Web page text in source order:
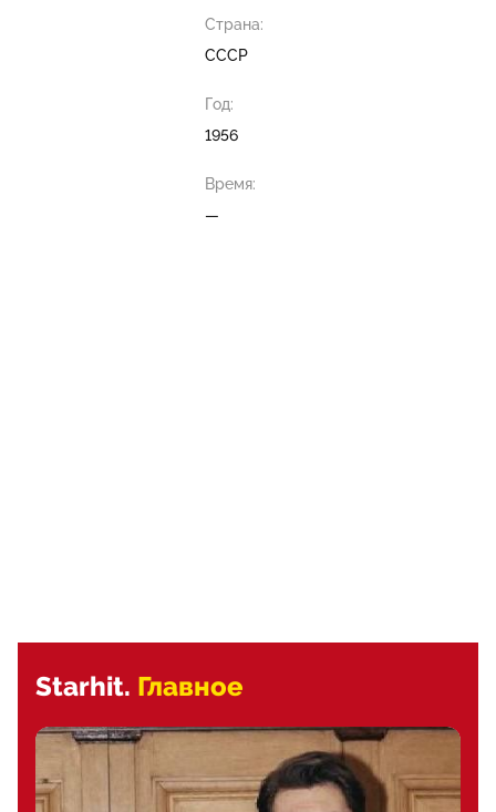
Страна:
СССР
Год:
1956
Время:
—
Starhit. Главное